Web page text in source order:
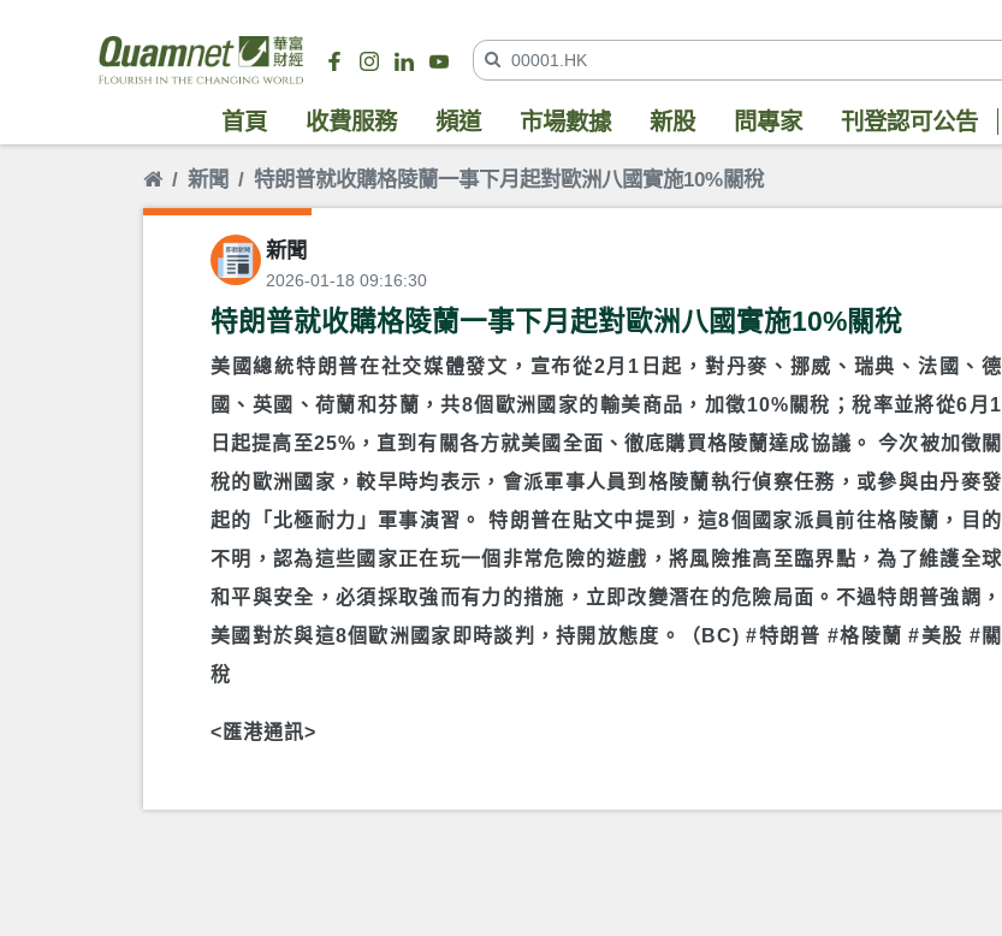
首頁 收費服務 頻道 市場數據 新股 問專家 刊登認可公告
新聞 特朗普就收購格陵蘭一事下月起對歐洲八國實施10%關稅
新聞
2026-01-18 09:16:30
特朗普就收購格陵蘭一事下月起對歐洲八國實施10%關稅
美國總統特朗普在社交媒體發文，宣布從2月1日起，對丹麥、挪威、瑞典、法國、德
國、英國、荷蘭和芬蘭，共8個歐洲國家的輸美商品，加徵10%關稅；稅率並將從6月1
日起提高至25%，直到有關各方就美國全面、徹底購買格陵蘭達成協議。 今次被加徵關
稅的歐洲國家，較早時均表示，會派軍事人員到格陵蘭執行偵察任務，或參與由丹麥發
起的「北極耐力」軍事演習。 特朗普在貼文中提到，這8個國家派員前往格陵蘭，目的
不明，認為這些國家正在玩一個非常危險的遊戲，將風險推高至臨界點，為了維護全球
和平與安全，必須採取強而有力的措施，立即改變潛在的危險局面。不過特朗普強調，
美國對於與這8個歐洲國家即時談判，持開放態度。（BC) #特朗普 #格陵蘭 #美股 #關
稅
<匯港通訊>